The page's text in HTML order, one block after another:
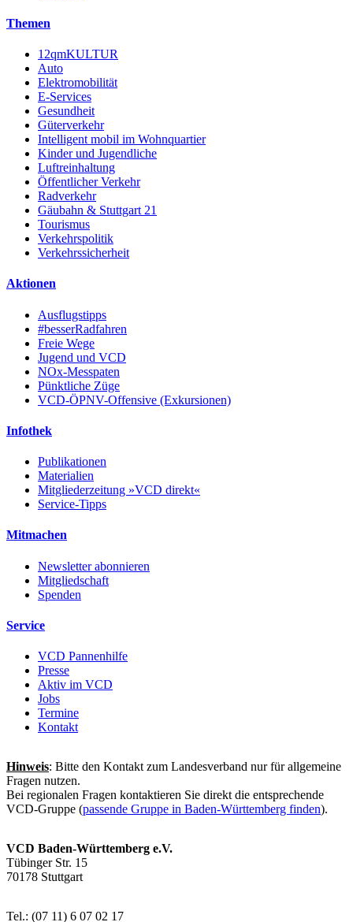
Themen
12qmKULTUR
Auto
Elektromobilität
E-Services
Gesundheit
Güterverkehr
Intelligent mobil im Wohnquartier
Kinder und Jugendliche
Luftreinhaltung
Öffentlicher Verkehr
Radverkehr
Gäubahn & Stuttgart 21
Tourismus
Verkehrspolitik
Verkehrssicherheit
Aktionen
Ausflugstipps
#besserRadfahren
Freie Wege
Jugend und VCD
NOx-Messpaten
Pünktliche Züge
VCD-ÖPNV-Offensive (Exkursionen)
Infothek
Publikationen
Materialien
Mitgliederzeitung »VCD direkt«
Service-Tipps
Mitmachen
Newsletter abonnieren
Mitgliedschaft
Spenden
Service
VCD Pannenhilfe
Presse
Aktiv im VCD
Jobs
Termine
Kontakt
Hinweis: Bitte den Kontakt zum Landesverband nur für allgemeine
Fragen nutzen.
Bei regionalen Fragen kontaktieren Sie direkt die entsprechende
VCD-Gruppe (passende Gruppe in Baden-Württemberg finden).
VCD Baden-Württemberg e.V.
Tübinger Str. 15
70178 Stuttgart
Tel.: (07 11) 6 07 02 17